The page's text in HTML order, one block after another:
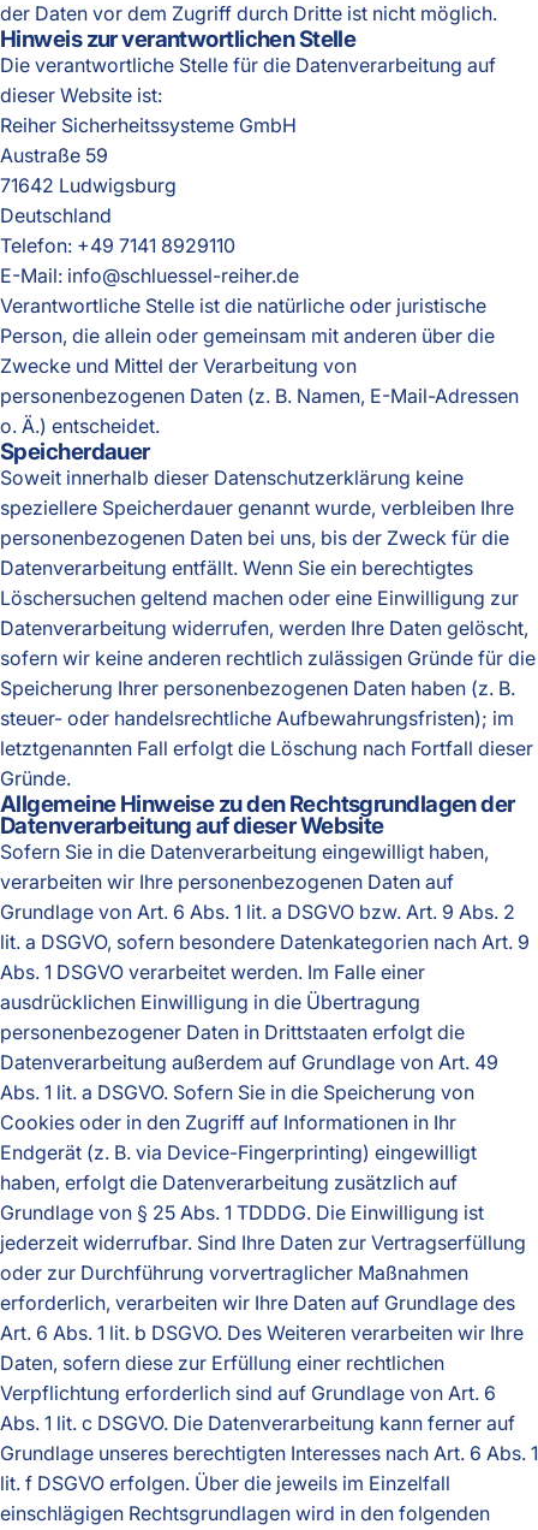
der Daten vor dem Zugriff durch Dritte ist nicht möglich.
Hinweis zur verantwortlichen Stelle
Die verantwortliche Stelle für die Datenverarbeitung auf
dieser Website ist:
Reiher Sicherheitssysteme GmbH
Austraße 59
71642 Ludwigsburg
Deutschland
Telefon: +49 7141 8929110
E-Mail: info@schluessel-reiher.de
Verantwortliche Stelle ist die natürliche oder juristische
Person, die allein oder gemeinsam mit anderen über die
Zwecke und Mittel der Verarbeitung von
personenbezogenen Daten (z. B. Namen, E-Mail-Adressen
o. Ä.) entscheidet.
Speicherdauer
Soweit innerhalb dieser Datenschutzerklärung keine
speziellere Speicherdauer genannt wurde, verbleiben Ihre
personenbezogenen Daten bei uns, bis der Zweck für die
Datenverarbeitung entfällt. Wenn Sie ein berechtigtes
Löschersuchen geltend machen oder eine Einwilligung zur
Datenverarbeitung widerrufen, werden Ihre Daten gelöscht,
sofern wir keine anderen rechtlich zulässigen Gründe für die
Speicherung Ihrer personenbezogenen Daten haben (z. B.
steuer- oder handelsrechtliche Aufbewahrungsfristen); im
letztgenannten Fall erfolgt die Löschung nach Fortfall dieser
Gründe.
Allgemeine Hinweise zu den Rechtsgrundlagen der
Datenverarbeitung auf dieser Website
Sofern Sie in die Datenverarbeitung eingewilligt haben,
verarbeiten wir Ihre personenbezogenen Daten auf
Grundlage von Art. 6 Abs. 1 lit. a DSGVO bzw. Art. 9 Abs. 2
lit. a DSGVO, sofern besondere Datenkategorien nach Art. 9
Abs. 1 DSGVO verarbeitet werden. Im Falle einer
ausdrücklichen Einwilligung in die Übertragung
personenbezogener Daten in Drittstaaten erfolgt die
Datenverarbeitung außerdem auf Grundlage von Art. 49
Abs. 1 lit. a DSGVO. Sofern Sie in die Speicherung von
Cookies oder in den Zugriff auf Informationen in Ihr
Endgerät (z. B. via Device-Fingerprinting) eingewilligt
haben, erfolgt die Datenverarbeitung zusätzlich auf
Grundlage von § 25 Abs. 1 TDDDG. Die Einwilligung ist
jederzeit widerrufbar. Sind Ihre Daten zur Vertragserfüllung
oder zur Durchführung vorvertraglicher Maßnahmen
erforderlich, verarbeiten wir Ihre Daten auf Grundlage des
Art. 6 Abs. 1 lit. b DSGVO. Des Weiteren verarbeiten wir Ihre
Daten, sofern diese zur Erfüllung einer rechtlichen
Verpflichtung erforderlich sind auf Grundlage von Art. 6
Abs. 1 lit. c DSGVO. Die Datenverarbeitung kann ferner auf
Grundlage unseres berechtigten Interesses nach Art. 6 Abs. 1
lit. f DSGVO erfolgen. Über die jeweils im Einzelfall
einschlägigen Rechtsgrundlagen wird in den folgenden